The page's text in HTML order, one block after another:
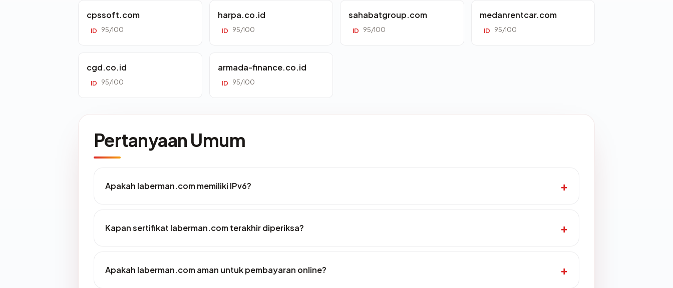
cpssoft.com
ID 95/100
harpa.co.id
ID 95/100
sahabatgroup.com
ID 95/100
medanrentcar.com
ID 95/100
cgd.co.id
ID 95/100
armada-finance.co.id
ID 95/100
Pertanyaan Umum
Apakah laberman.com memiliki IPv6?
Kapan sertifikat laberman.com terakhir diperiksa?
Apakah laberman.com aman untuk pembayaran online?